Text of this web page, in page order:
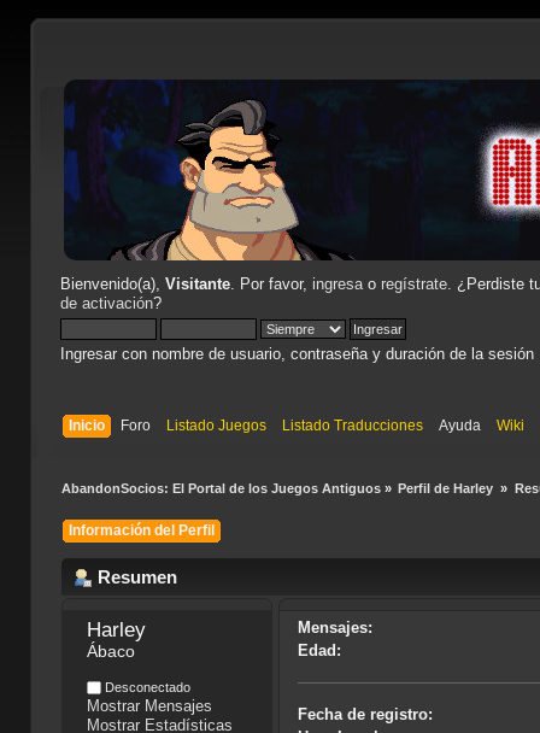
Bienvenido(a), Visitante. Por favor, ingresao regístrate. ¿Perdiste
de activación?
Ingresar con nombre de usuario, contraseña y duración de la sesión
Inicio Foro Listado Juegos Listado Traducciones Ayuda Wiki
AbandonSocios: El Portal de los Juegos Antiguos» Perfil de Harley »
Información del Perfil
Resumen
Harley
Ábaco
Desconectado
Mostrar Mensajes
Mostrar Estadísticas
Mensajes:
Edad:
Fecha de registro: